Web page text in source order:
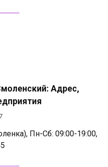
Адрес,
Пн-Сб: 09:00-19:00,